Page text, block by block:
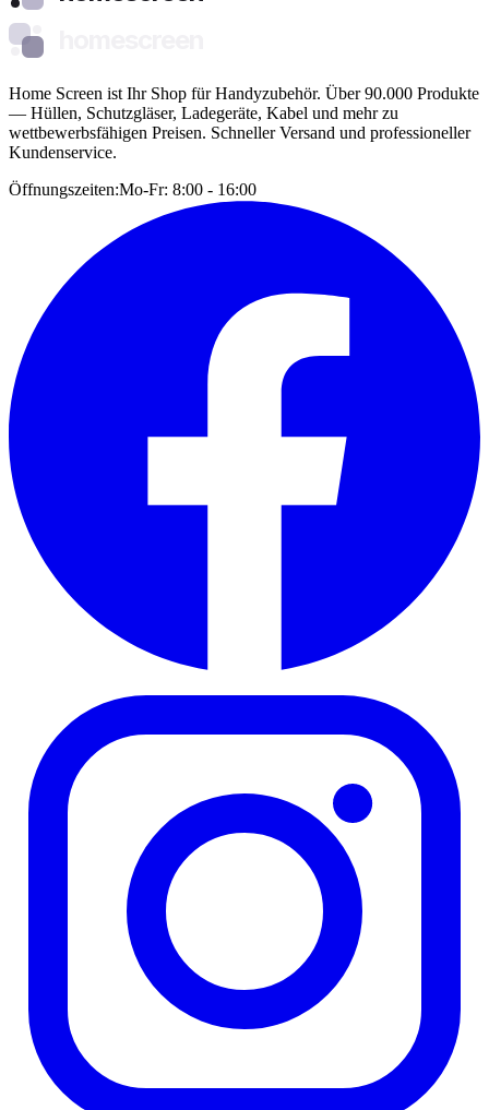
Home Screen ist Ihr Shop für Handyzubehör. Über 90.000 Produkte
— Hüllen, Schutzgläser, Ladegeräte, Kabel und mehr zu
wettbewerbsfähigen Preisen. Schneller Versand und professioneller
Kundenservice.
Öffnungszeiten:Mo-Fr: 8:00 - 16:00